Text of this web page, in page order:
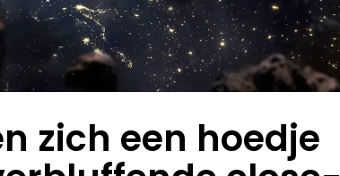
zich een hoedje